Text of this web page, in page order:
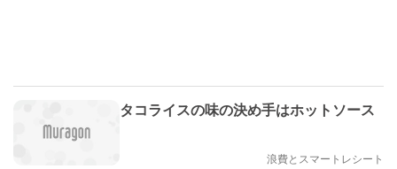
タコライスの味の決め手はホットソース
浪費とスマートレシート